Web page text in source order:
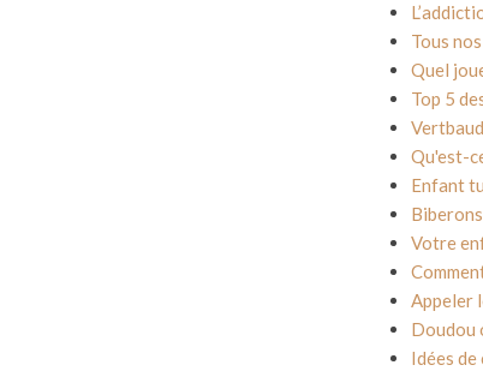
Tous
Quel
Top 5
Qu'est-
Enfant
Votre
Appeler
Doudou
Idées de